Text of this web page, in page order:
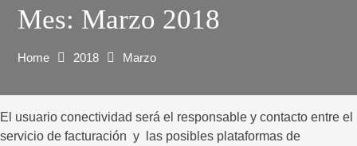
Mes: Marzo 2018
Home 2018 Marzo
El usuario conectividad será el responsable y contacto entre el
servicio de facturación y las posibles plataformas de